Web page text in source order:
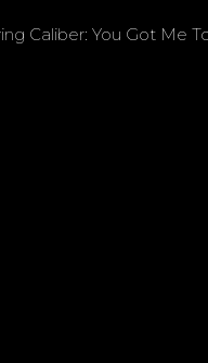
Caliber: You Got Me